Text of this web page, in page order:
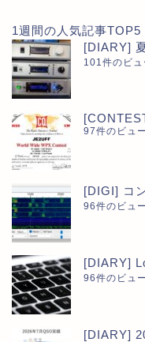
1週間の人気記事TOP5
[DIARY]
101件のビュ
97件のビュー
[DIGI] コ
96件のビュー
[DIARY]
96件のビュー
[DIARY]